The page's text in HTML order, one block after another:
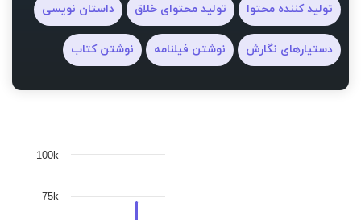
تولید کننده محتوا تولید محتوای خلاق داستان نویسی
دستیارهای نگارش نوشتن فیلنامه نوشتن کتاب
75k
100k